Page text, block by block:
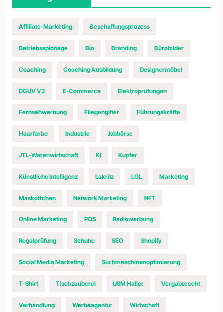
Affiliate-Marketing Beschaffungsprozess
Betriebsspionage Bio Branding Bürobilder
Coaching Coaching Ausbildung Designermöbel
DGUV V3 E-Commerce Elektroprüfungen
Fernsehwerbung Fliegengitter Führungskräfte
Haarfarbe Industrie Jobbörse
JTL-Warenwirtschaft KI Kupfer
Künstliche Intelligenz Lakritz LOL Marketing
Maskottchen Network Marketing NFT
Online Marketing POS Radiowerbung
Regalprüfung Schuhe SEO Shopify
Social Media Marketing Suchmaschinenoptimierung
T-Shirt Tischzauberei USM Haller Vergaberecht
Verhandlung Werbeagentur Wirtschaft